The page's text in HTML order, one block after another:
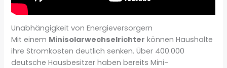
Unabhängigkeit von Energieversorgern
Mit einem Minisolarwechselrichter können Haushalte
ihre Stromkosten deutlich senken. Über 400.000
deutsche Hausbesitzer haben bereits Mini-